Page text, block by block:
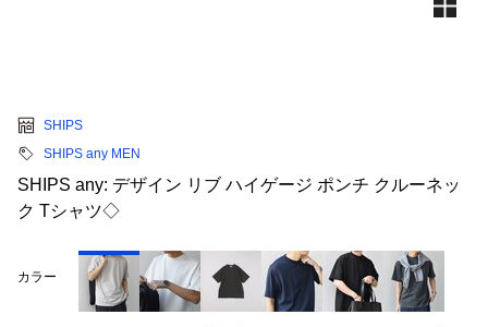
SHIPS
SHIPS any MEN
SHIPS any: デザイン リブ ハイゲージ ポンチ クルーネッ
ク Tシャツ◇
カラー